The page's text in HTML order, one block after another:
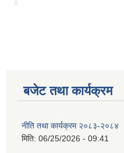
बजेट तथा कार्यक्रम
नीति तथा कार्यक्रम २०८३-२०८४
मिति: 06/25/2026 - 09:41